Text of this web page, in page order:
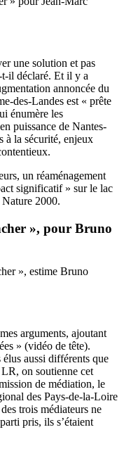
une solution et pas
il déclaré. Et il y a
annoncée du
des-Landes est « prête
énumère les
puissance de Nantes-
à la sécurité, enjeux
un réaménagement
significatif » sur le lac
2000.
», pour Bruno
», estime Bruno
arguments, ajoutant
» (vidéo de tête).
élus aussi différents que
on soutienne cet
de médiation, le
des Pays-de-la-Loire
trois médiateurs ne
pris, ils s’étaient